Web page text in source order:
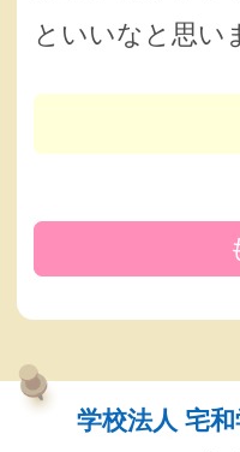
といいなと思い
学校法人 宅